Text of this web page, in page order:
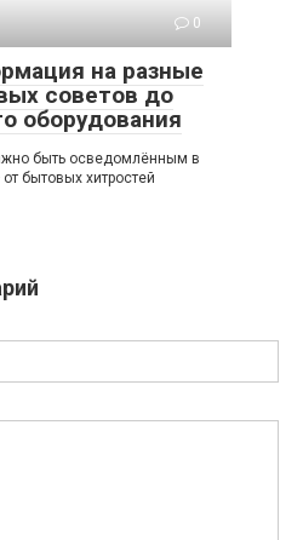
0
на разные
советов до
оборудования
быть осведомлённым в
бытовых хитростей